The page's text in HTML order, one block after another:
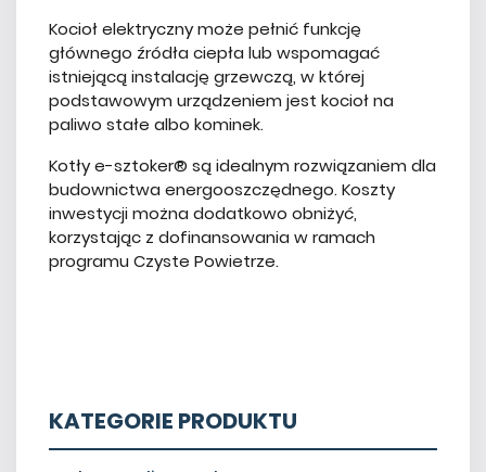
Kocioł elektryczny może pełnić funkcję
głównego źródła ciepła lub wspomagać
istniejącą instalację grzewczą, w której
podstawowym urządzeniem jest kocioł na
paliwo stałe albo kominek.
Kotły e-sztoker® są idealnym rozwiązaniem dla
budownictwa energooszczędnego. Koszty
inwestycji można dodatkowo obniżyć,
korzystając z dofinansowania w ramach
programu Czyste Powietrze.
KATEGORIE PRODUKTU